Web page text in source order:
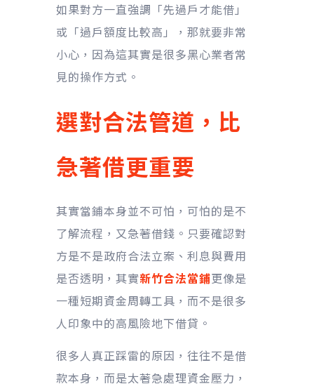
如果對方一直強調「先過戶才能借」
或「過戶額度比較高」，那就要非常
小心，因為這其實是很多黑心業者常
見的操作方式。
選對合法管道，比
急著借更重要
其實當鋪本身並不可怕，可怕的是不
了解流程，又急著借錢。只要確認對
方是不是政府合法立案、利息與費用
是否透明，其實新竹合法當鋪更像是
一種短期資金周轉工具，而不是很多
人印象中的高風險地下借貸。
很多人真正踩雷的原因，往往不是借
款本身，而是太著急處理資金壓力，